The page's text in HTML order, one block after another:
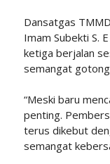
Dansatgas
Imam Subekti S.
ketiga berjalan
semangat
“Meski baru
penting.
terus dikebut
semangat